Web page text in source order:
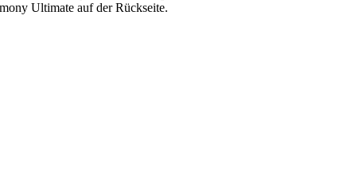
Ultimate auf der Rückseite.